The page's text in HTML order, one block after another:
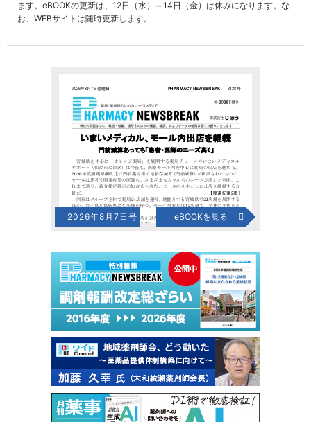
ます。eBOOKの更新は、12日（水）～14日（金）は休みになります。な
お、WEBサイトは随時更新します。
2026年8月7日号 eBOOKを見る